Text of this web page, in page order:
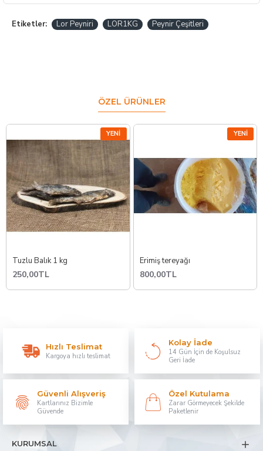
Etiketler: Lor Peyniri LOR1KG Peynir Çeşitleri
ÖZEL ÜRÜNLER
YENI
Tuzlu Balık 1 kg
250,00TL
YENI
Erimiş tereyağı
800,00TL
Hızlı Teslimat
Kargoya hızlı teslimat
Kolay İade
14 Gün İçin de Koşulsuz
Geri İade
Güvenli Alışveriş
Kartlarınız Bizimle
Güvende
Özel Kutulama
Zarar Görmeyecek Şekilde
Paketlenir
KURUMSAL